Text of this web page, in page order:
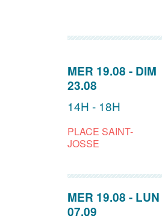
MER 19.08 - DIM
23.08
14H - 18H
PLACE SAINT-
JOSSE
MER 19.08 - LUN
07.09